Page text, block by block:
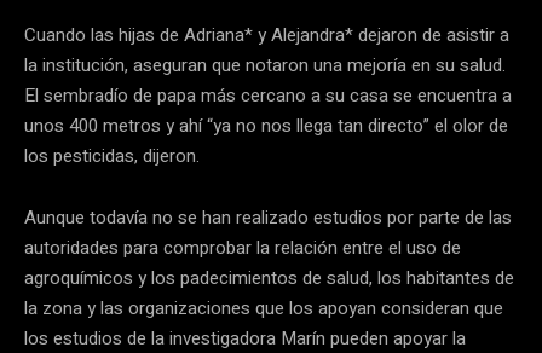
Cuando las hijas de Adriana* y Alejandra* dejaron de asistir a
la institución, aseguran que notaron una mejoría en su salud.
El sembradío de papa más cercano a su casa se encuentra a
unos 400 metros y ahí “ya no nos llega tan directo” el olor de
los pesticidas, dijeron.
Aunque todavía no se han realizado estudios por parte de las
autoridades para comprobar la relación entre el uso de
agroquímicos y los padecimientos de salud, los habitantes de
la zona y las organizaciones que los apoyan consideran que
los estudios de la investigadora Marín pueden apoyar la